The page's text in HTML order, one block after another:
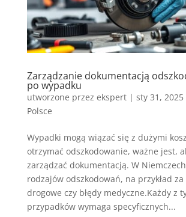
Zarządzanie dokumentacją
po wypadku
utworzone przez ekspert| sty 31, 2025
Polsce
Wypadki mogą wiązać się z dużymi
otrzymać odszkodowanie, ważne jest,
zarządzać dokumentacją. W
rodzajów odszkodowań, na przykład
drogowe czy błędy medyczne.Każdy z
przypadków wymaga specyficznych...